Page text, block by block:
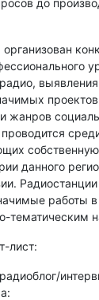
до
жанров
данного
работы
тематическим
лист: